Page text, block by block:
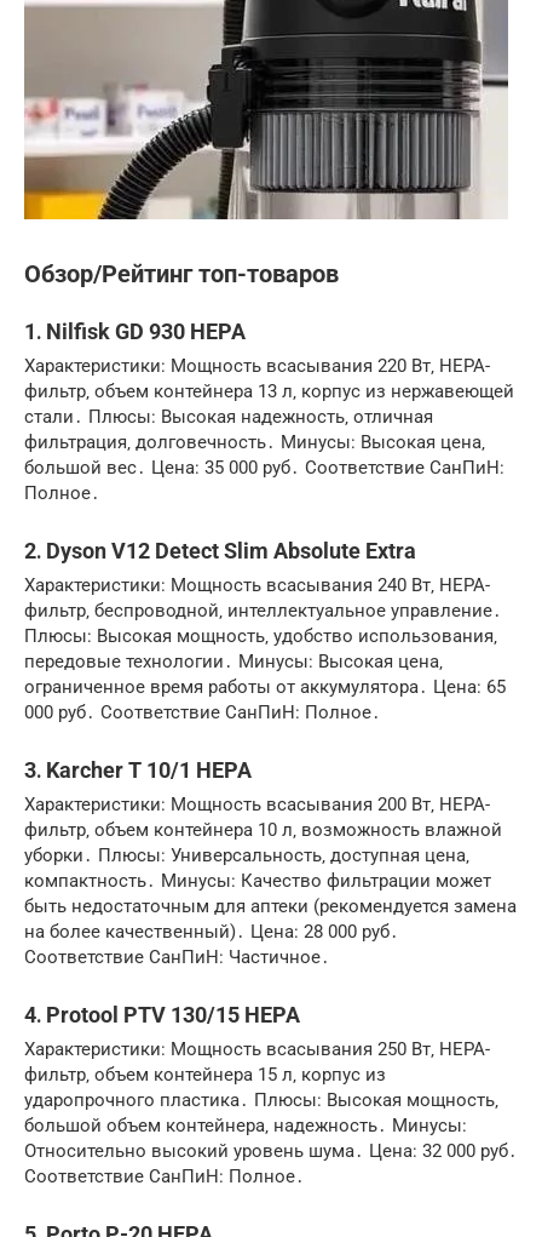
Обзор/Рейтинг топ-товаров
1․ Nilfisk GD 930 HEPA
Характеристики: Мощность всасывания 220 Вт‚ HEPA-
фильтр‚ объем контейнера 13 л‚ корпус из нержавеющей
стали․ Плюсы: Высокая надежность‚ отличная
фильтрация‚ долговечность․ Минусы: Высокая цена‚
большой вес․ Цена: 35 000 руб․ Соответствие СанПиН:
Полное․
2․ Dyson V12 Detect Slim Absolute Extra
Характеристики: Мощность всасывания 240 Вт‚ HEPA-
фильтр‚ беспроводной‚ интеллектуальное управление․
Плюсы: Высокая мощность‚ удобство использования‚
передовые технологии․ Минусы: Высокая цена‚
ограниченное время работы от аккумулятора․ Цена: 65
000 руб․ Соответствие СанПиН: Полное․
3․ Karcher T 10/1 HEPA
Характеристики: Мощность всасывания 200 Вт‚ HEPA-
фильтр‚ объем контейнера 10 л‚ возможность влажной
уборки․ Плюсы: Универсальность‚ доступная цена‚
компактность․ Минусы: Качество фильтрации может
быть недостаточным для аптеки (рекомендуется замена
на более качественный)․ Цена: 28 000 руб․
Соответствие СанПиН: Частичное․
4․ Protool PTV 130/15 HEPA
Характеристики: Мощность всасывания 250 Вт‚ HEPA-
фильтр‚ объем контейнера 15 л‚ корпус из
ударопрочного пластика․ Плюсы: Высокая мощность‚
большой объем контейнера‚ надежность․ Минусы:
Относительно высокий уровень шума․ Цена: 32 000 руб․
Соответствие СанПиН: Полное․